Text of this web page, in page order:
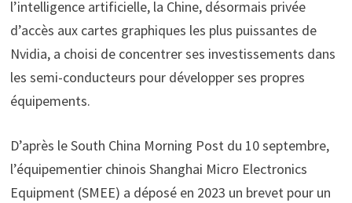
l’intelligence artificielle, la Chine, désormais privée
d’accès aux cartes graphiques les plus puissantes de
Nvidia, a choisi de concentrer ses investissements dans
les semi-conducteurs pour développer ses propres
équipements.
D’après le South China Morning Post du 10 septembre,
l’équipementier chinois Shanghai Micro Electronics
Equipment (SMEE) a déposé en 2023 un brevet pour un